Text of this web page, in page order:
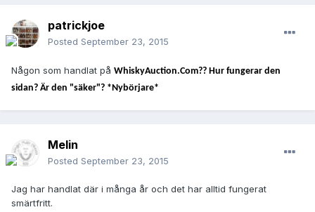
patrickjoe
Posted September 23, 2015
Någon som handlat på WhiskyAuction.Com?? Hur fungerar den
sidan? Är den "säker"? *Nybörjare*
Melin
Posted September 23, 2015
Jag har handlat där i många år och det har alltid fungerat
smärtfritt.